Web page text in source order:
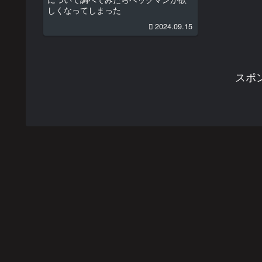
しくなってしまった
2024.09.15
スポ